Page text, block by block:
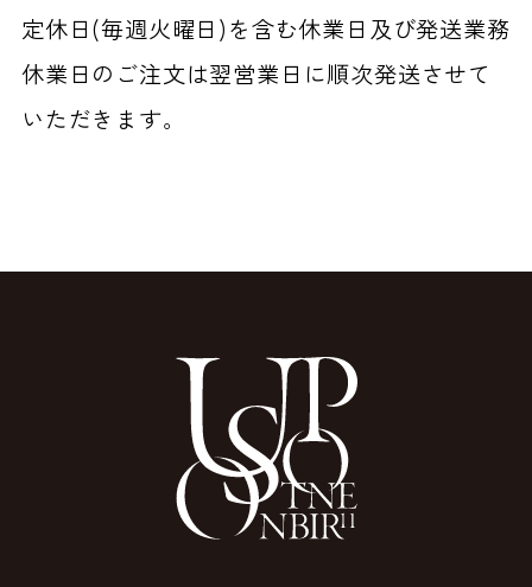
定休日(毎週火曜日)を含む休業日及び発送業務
休業日のご注文は翌営業日に順次発送させて
いただきます。